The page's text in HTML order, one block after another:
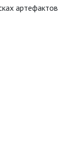
артефактов